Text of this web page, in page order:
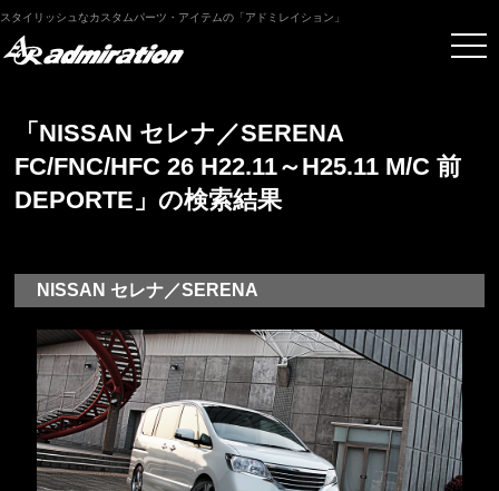
スタイリッシュなカスタムパーツ・アイテムの「アドミレイション」
「NISSAN セレナ／SERENA
FC/FNC/HFC 26 H22.11～H25.11 M/C 前
DEPORTE」の検索結果
NISSAN セレナ／SERENA